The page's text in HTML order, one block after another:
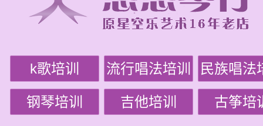
k歌培训 流行唱法培训 民族唱法
钢琴培训 吉他培训 古筝培